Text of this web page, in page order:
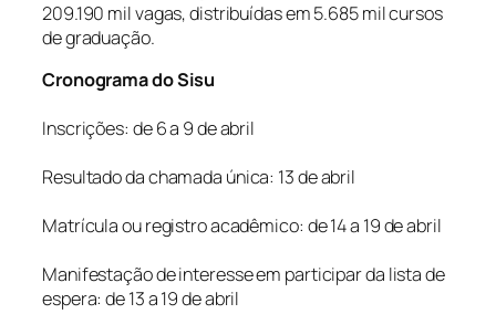
209.190 mil vagas, distribuídas em 5.685 mil cursos
de graduação.
Cronograma do Sisu
Inscrições: de 6 a 9 de abril
Resultado da chamada única: 13 de abril
Matrícula ou registro acadêmico: de 14 a 19 de abril
Manifestação de interesse em participar da lista de
espera: de 13 a 19 de abril